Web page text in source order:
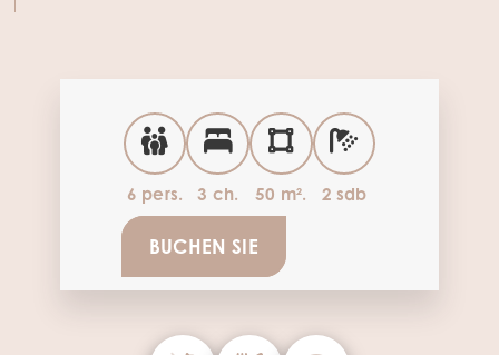
6 pers. 3 ch. 50 m². 2 sdb
BUCHEN SIE